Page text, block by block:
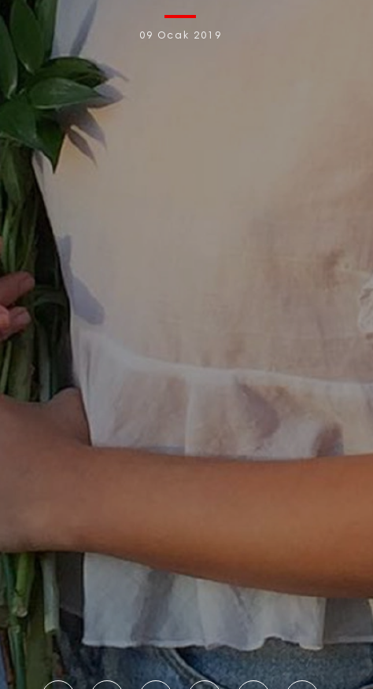
Haftalık E-Bülten
Moda dünyasında neler oluyor? Yeni fikirler, öne çıkan
koleksiyonlar, en vogue trendler, ünlülerden güzelllik sırları
ve en popüler partilerden haberdar olmak için haftalık e-
bültenimize kaydolun.
09 Ocak 2019